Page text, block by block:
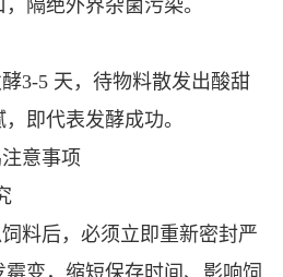
隔绝外界杂菌污染。
3-5 天，待物料散发出酸甜
即代表发酵成功。
意事项
料后，必须立即重新密封严
变，缩短保存时间、影响饲